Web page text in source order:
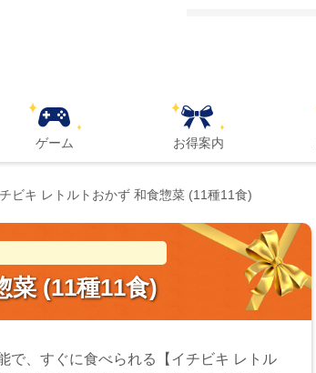
ゲーム お得案内
ビキ レトルトおかず 和食惣菜 (11種11食)
菜 (11種11食)
で、すぐに食べられる【イチビキ レトル